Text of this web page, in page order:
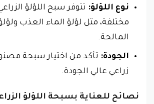
نوع اللؤلؤ: تتوفر سبح اللؤلؤ
مختلفة، مثل لؤلؤ الماء العذب
المالحة.
الجودة: تأكد من اختيار سبحة
زراعي عالي الجودة.
نصائح للعناية بسبحة اللؤلؤ الزراعي 99